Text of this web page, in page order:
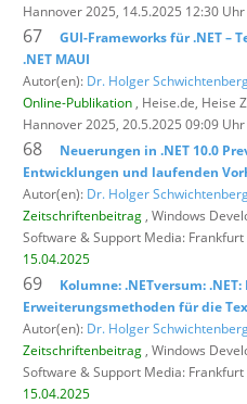
Hannover 2025, 14.5.2025 12:30 Uhr
67
GUI-Frameworks für .NET –
.NET MAUI
Autor(en): Dr. Holger
Online-Publikation , Heise.de, Heise
Hannover 2025, 20.5.2025 09:09 Uhr
68
Neuerungen in .NET 10.0
Entwicklungen und laufenden
Autor(en): Dr. Holger
Zeitschriftenbeitrag , Windows
Software & Support Media: Frankfurt
15.04.2025
69
Kolumne: .NETversum:
Erweiterungsmethoden für die
Autor(en): Dr. Holger
Zeitschriftenbeitrag , Windows
Software & Support Media: Frankfurt
15.04.2025